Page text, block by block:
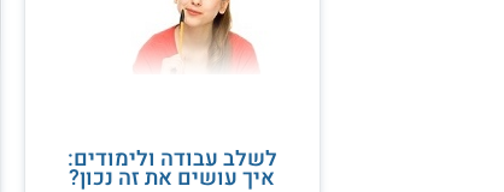
לשלב עבודה ולימודים:
איך עושים את זה נכון?